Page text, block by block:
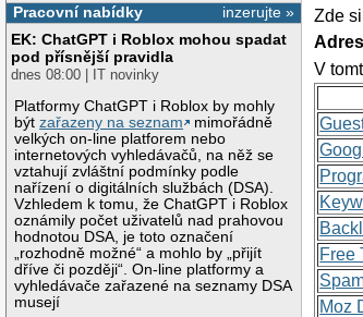
inzerujte »
Pracovní nabídky
EK: ChatGPT i Roblox mohou spadat
pod přísnější pravidla
dnes 08:00 | IT novinky
Platformy ChatGPT i Roblox by mohly
býtzařazeny na seznam
mimořádně
velkých on-line platforem nebo
internetových vyhledávačů, na něž se
vztahují zvláštní podmínky podle
nařízení o digitálních službách (DSA).
Vzhledem k tomu, že ChatGPT i Roblox
oznámily počet uživatelů nad prahovou
hodnotou DSA, je toto označení
„rozhodně možné“ a mohlo by „přijít
dříve či později“. On-line platformy a
vyhledávače zařazené na seznamy DSA
musejí
Zde
V
Free
Moz